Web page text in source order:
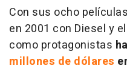
Con sus ocho
en 2001 con Diesel y
como protagonistas
millones de dólares